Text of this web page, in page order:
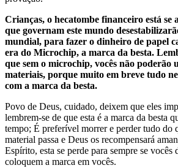
Crianças, o hecatombe financeiro está se
que governam este mundo
mundial, para fazer o dinheiro de papel
era do Microchip, a marca da besta.
que sem o microchip, vocês não poderão
materiais, porque muito em breve tudo
com a marca da besta.
Povo de Deus, cuidado, deixem que eles
lembrem-se de que esta é a marca da besta
tempo; É preferível morrer e perder tudo do
material passa e Deus os recompensará
Espírito, esta se perde para sempre se vocês
coloquem a marca em vocês.